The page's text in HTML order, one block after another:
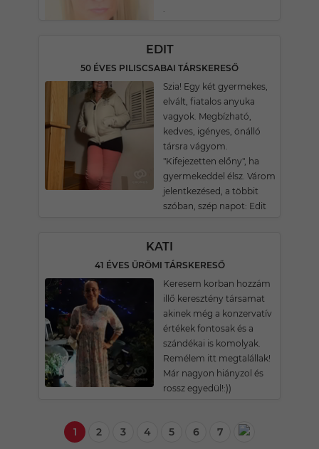
.
EDIT
50 ÉVES PILISCSABAI TÁRSKERESŐ
Szia! Egy két gyermekes,
elvált, fiatalos anyuka
vagyok. Megbízható,
kedves, igényes, önálló
társra vágyom.
"Kifejezetten előny", ha
gyermekeddel élsz. Várom
jelentkezésed, a többit
szóban, szép napot: Edit
KATI
41 ÉVES ÜRÖMI TÁRSKERESŐ
Keresem korban hozzám
illő keresztény társamat
akinek még a konzervatív
értékek fontosak és a
szándékai is komolyak.
Remélem itt megtalállak!
Már nagyon hiányzol és
rossz egyedül!:))
1 2 3 4 5 6 7